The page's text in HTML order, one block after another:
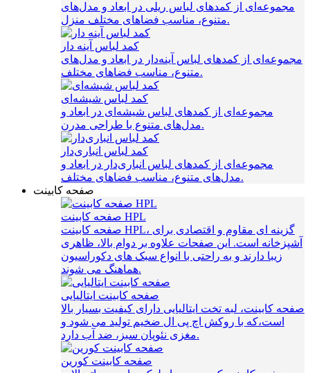
مجموعه‌ای از کمدهای لباس ریلی در ابعاد و مدل‌های
متنوع، مناسب فضاهای مختلف منزل.
کمد لباس آینه دار
مجموعه‌ای از کمدهای لباس آینه‌دار در ابعاد و مدل‌های
متنوع، مناسب فضاهای مختلف.
کمد لباس شیشه‌ای
مجموعه‌ای از کمدهای لباس شیشه‌ای در ابعاد و
مدل‌های متنوع با طراحی مدرن.
کمد لباس انباری‌دار
مجموعه‌ای از کمدهای لباس انباری‌دار در ابعاد و
مدل‌های متنوع، مناسب فضاهای مختلف.
صفحه کابینت
صفحه کابینت HPL
صفحه کابینت HPL، گزینه‌ ای مقاوم و اقتصادی برای
آشپزخانه است. این صفحات علاوه بر دوام بالا، ظاهری
زیبا دارند و به راحتی با انواع سبک‌ های دکوراسیون
هماهنگ می‌ شوند.
صفحه کابینت ایتالیایی
صفحه کابینت، لبه تخت ایتالیایی دارای کیفیت بسیار بالا
است،که با روکش اچ پی ال ضخیم تولید می شود و
مغزی نئوپان سبز، ضد آب دارد.
صفحه کابینت کورین